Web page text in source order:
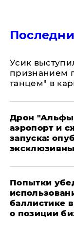
Усик
признанием
танцем" в
Дрон
аэропорт и
запуска:
Попытки
баллистике
о позиции